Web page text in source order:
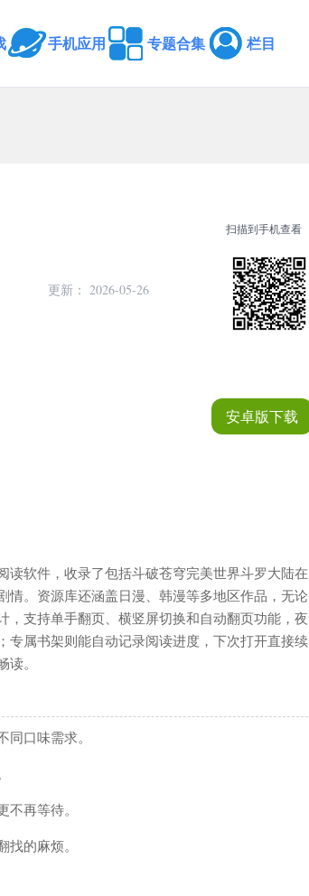
手机应用 专题合集 栏目
更新： 2026-05-26
扫描到手机查看
安卓版下载
软件，收录了包括斗破苍穹完美世界斗罗大陆在
。资源库还涵盖日漫、韩漫等多地区作品，无论
支持单手翻页、横竖屏切换和自动翻页功能，夜
专属书架则能自动记录阅读进度，下次打开直接续
。
口味需求。
再等待。
的麻烦。